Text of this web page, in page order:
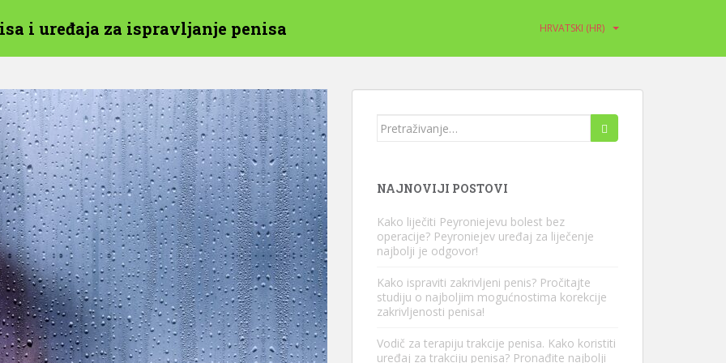
i uređaja za ispravljanje penisa HRVATSKI (HR)
Traziti:
NAJNOVIJI POSTOVI
Kako liječiti Peyroniejevu bolest bez
operacije? Peyroniejev uređaj za liječenje
najbolji je odgovor!
Kako ispraviti zakrivljeni penis? Pročitajte
studiju o najboljim mogućnostima korekcije
zakrivljenosti penisa!
Vodič za terapiju trakcije penisa. Kako koristiti
uređaj za trakciju penisa? Pronađite najbolji